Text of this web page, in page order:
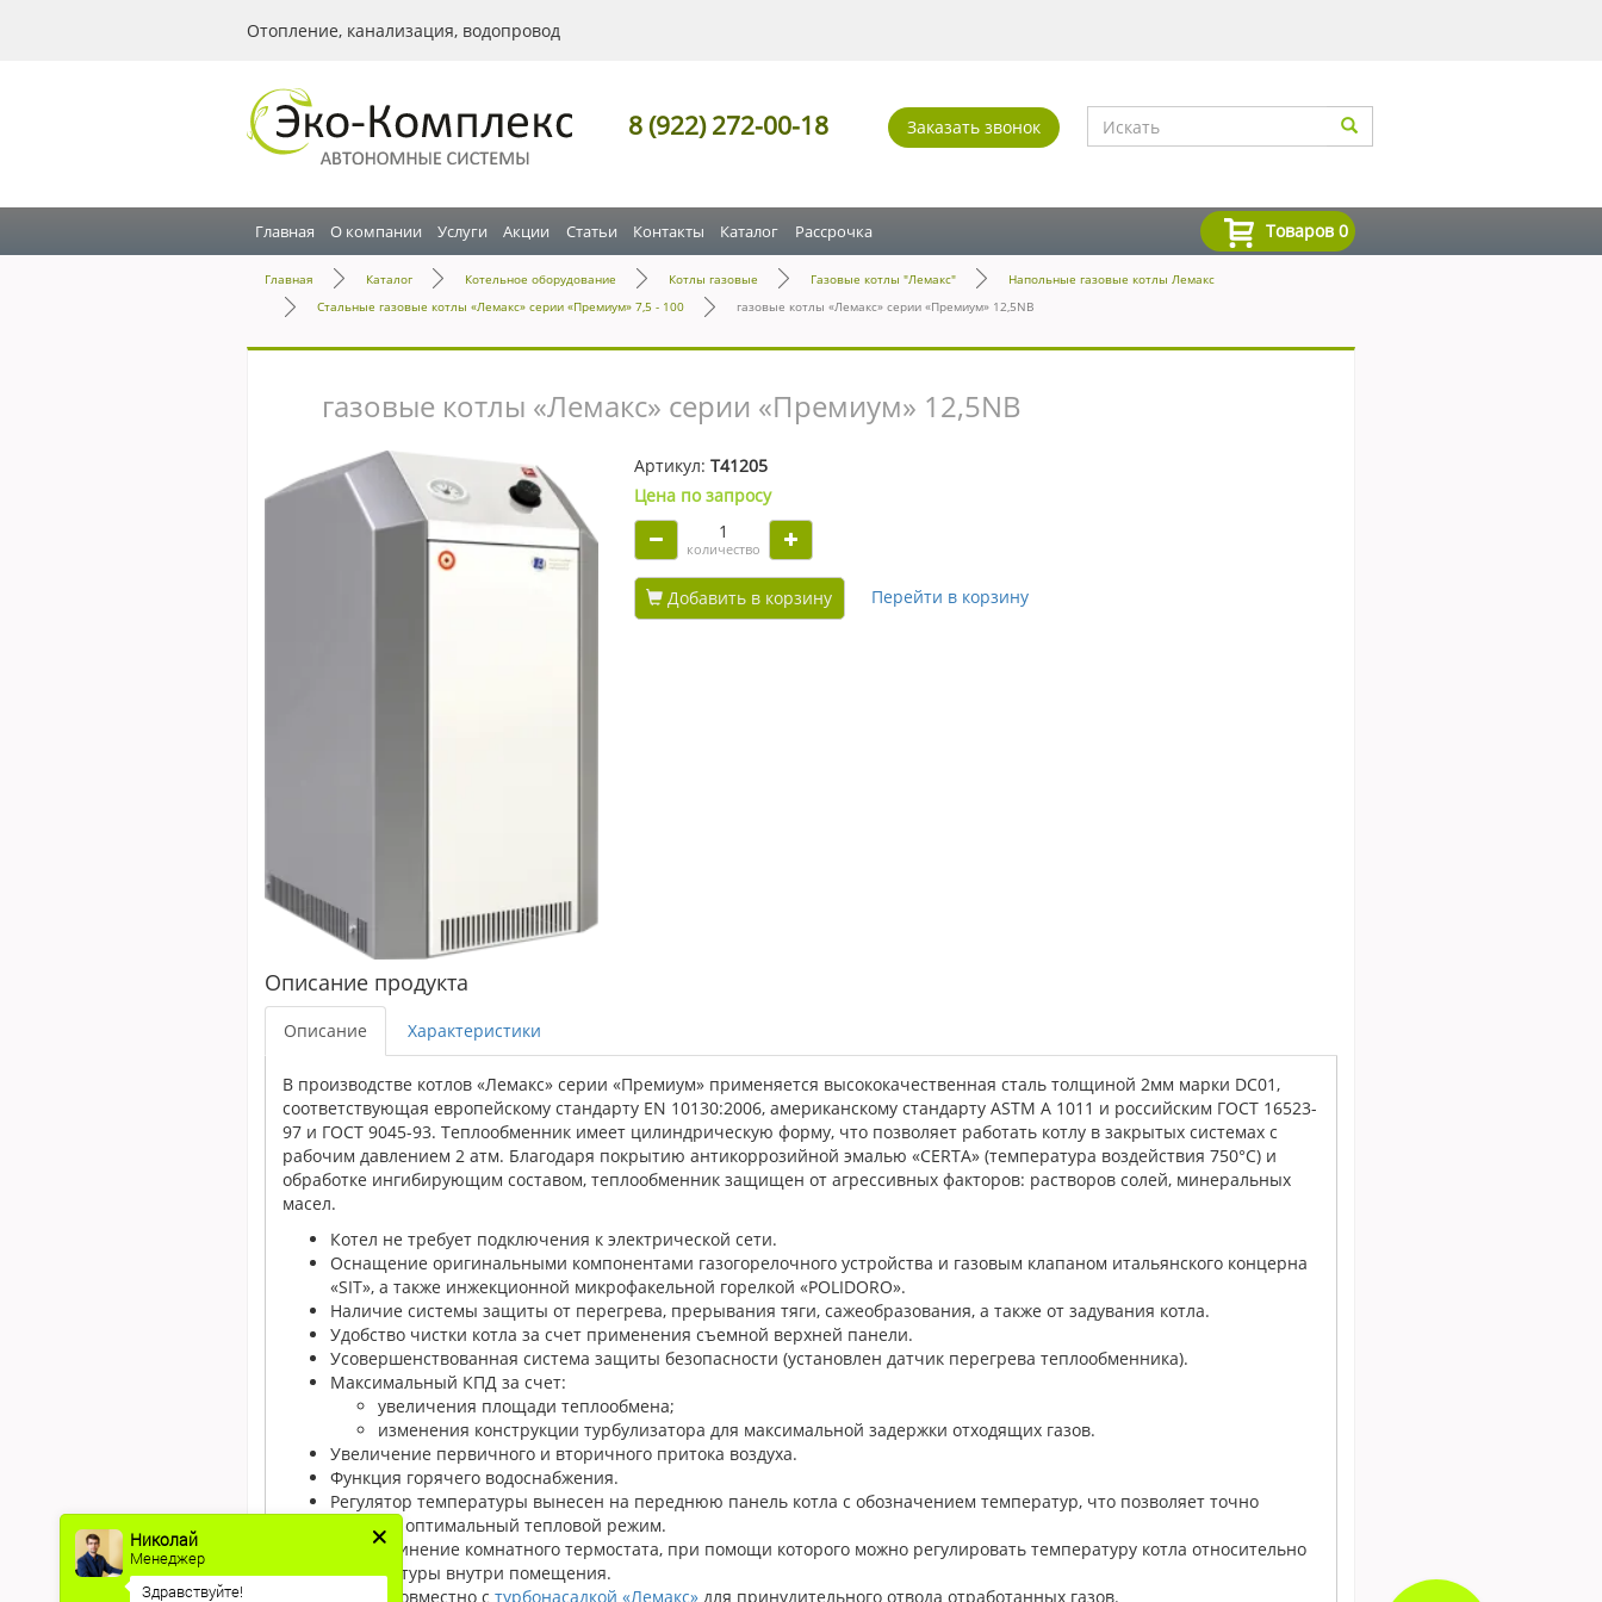
Отопление, канализация, водопровод
8 (922) 272-00-18 Заказать звонок
Главная О компании Услуги Акции Статьи Контакты Каталог Рассрочка Товаров 0
Главная Каталог Котельное оборудование Котлы газовые Газовые котлы "Лемакс"
Напольные газовые котлы Лемакс
Стальные газовые котлы «Лемакс» серии «Премиум» 7,5 - 100
газовые котлы «Лемакс» серии «Премиум» 12,5NB
газовые котлы «Лемакс» серии «Премиум» 12,5NB
Артикул: Т41205
Цена по запросу
количество
Добавить в корзину Перейти в корзину
Описание продукта
Описание Характеристики
В производстве котлов «Лемакс» серии «Премиум» применяется высококачественная сталь толщиной 2мм марки DC01,
соответствующая европейскому стандарту EN 10130:2006, американскому стандарту ASTM A 1011 и российским ГОСТ 16523-
97 и ГОСТ 9045-93. Теплообменник имеет цилиндрическую форму, что позволяет работать котлу в закрытых системах с
рабочим давлением 2 атм. Благодаря покрытию антикоррозийной эмалью «CERTA» (температура воздействия 750°С) и
обработке ингибирующим составом, теплообменник защищен от агрессивных факторов: растворов солей, минеральных
масел.
Котел не требует подключения к электрической сети.
Оснащение оригинальными компонентами газогорелочного устройства и газовым клапаном итальянского концерна
«SIT», а также инжекционной микрофакельной горелкой «POLIDORO».
Наличие системы защиты от перегрева, прерывания тяги, сажеобразования, а также от задувания котла.
Удобство чистки котла за счет применения съемной верхней панели.
Усовершенствованная система защиты безопасности (установлен датчик перегрева теплообменника).
Максимальный КПД за счет:
увеличения площади теплообмена;
изменения конструкции турбулизатора для максимальной задержки отходящих газов.
Увеличение первичного и вторичного притока воздуха.
Функция горячего водоснабжения.
Регулятор температуры вынесен на переднюю панель котла с обозначением температур, что позволяет точно
выбрать оптимальный тепловой режим.
Подсоединение комнатного термостата, при помощи которого можно регулировать температуру котла относительно
температуры внутри помещения.
Работа совместно с турбонасадкой «Лемакс» для принудительного отвода отработанных газов.
Николай
Менеджер
Здравствуйте!